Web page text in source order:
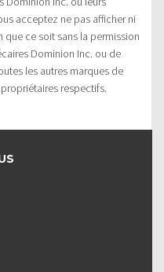
acceptez ne pas afficher ni
ce soit sans la permission
Dominion Inc. ou de
les autres marques de
respectifs.